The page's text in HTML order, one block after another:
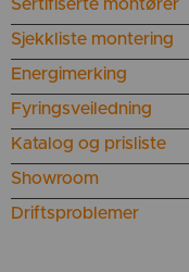
Sertifiserte montører
Sjekkliste montering
Energimerking
Fyringsveiledning
Katalog og prisliste
Showroom
Driftsproblemer